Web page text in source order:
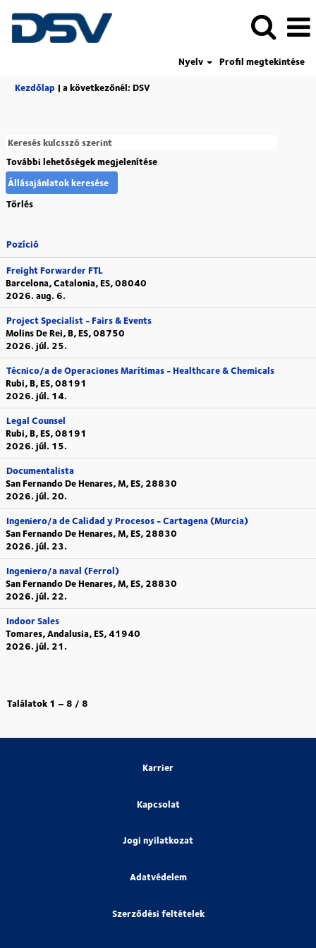
Nyelv
Profil megtekintése
Kezdőlap | a következőnél: DSV(aktuális
További lehetőségek megjelenítése
Törlés
Pozíció
Freight Forwarder FTL
Barcelona, Catalonia, ES, 08040
2026. aug. 6.
Project Specialist - Fairs & Events
Molins De Rei, B, ES, 08750
2026. júl. 25.
Técnico/a de Operaciones Marítimas - Healthcare & Chemicals
Rubi, B, ES, 08191
2026. júl. 14.
Legal Counsel
Rubi, B, ES, 08191
2026. júl. 15.
Documentalista
San Fernando De Henares, M, ES, 28830
2026. júl. 20.
Ingeniero/a de Calidad y Procesos - Cartagena (Murcia)
San Fernando De Henares, M, ES, 28830
2026. júl. 23.
Ingeniero/a naval (Ferrol)
San Fernando De Henares, M, ES, 28830
2026. júl. 22.
Indoor Sales
Tomares, Andalusia, ES, 41940
2026. júl. 21.
Találatok 1 – 8 / 8
Karrier
Kapcsolat
Jogi nyilatkozat
Adatvédelem
Szerződési feltételek